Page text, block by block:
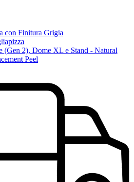
con Finitura Grigia
(Gen 2), Dome XL e Stand - Natural
Peel